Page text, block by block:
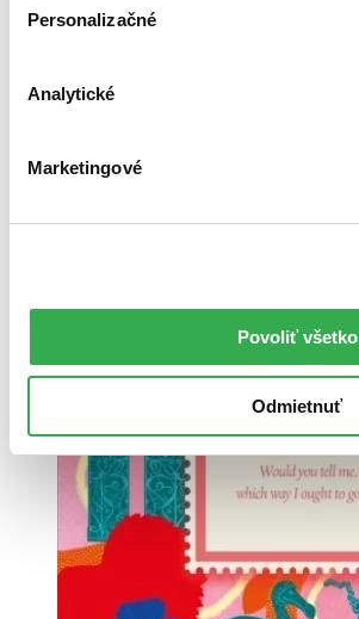
Personalizačné
Analytické
Marketingové
Povoliť všetko
Odmietnuť